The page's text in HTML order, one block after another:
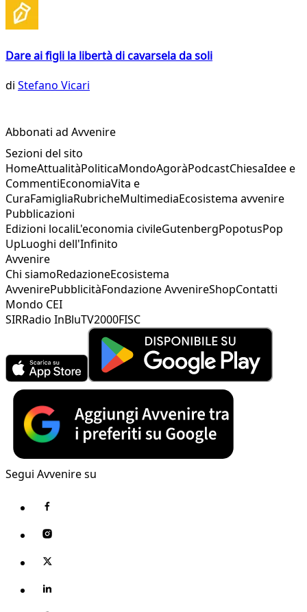
Dare ai figli la libertà di cavarsela da soli
di Stefano Vicari
Abbonati ad Avvenire
Sezioni del sito
HomeAttualitàPoliticaMondoAgoràPodcastChiesaIdee e
CommentiEconomiaVita e
CuraFamigliaRubricheMultimediaEcosistema avvenire
Pubblicazioni
Edizioni localiL'economia civileGutenbergPopotusPop
UpLuoghi dell'Infinito
Avvenire
Chi siamoRedazioneEcosistema
AvvenirePubblicitàFondazione AvvenireShopContatti
Mondo CEI
SIRRadio InBluTV2000FISC
Segui Avvenire su